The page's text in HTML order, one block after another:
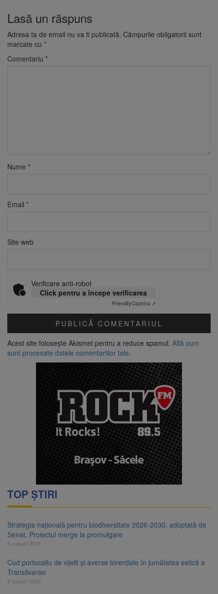
Lasă un răspuns
Adresa ta de email nu va fi publicată. Câmpurile obligatorii sunt
marcate cu *
Comentariu *
Nume *
Email *
Site web
Verificare anti-robot
Click pentru a începe verificarea
FriendlyCaptcha ⇗
Acest site folosește Akismet pentru a reduce spamul. Află cum
sunt procesate datele comentariilor tale.
TOP ȘTIRI
Strategia națională pentru biodiversitate 2026-2030, adoptată de
Senat. Proiectul merge la promulgare
6 august 2026
Cod portocaliu de vijelii și averse torențiale în jumătatea estică a
Transilvaniei
6 august 2026